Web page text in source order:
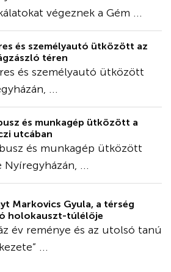
végeznek a Gém ...
és személyautó ütközött az
téren
és személyautó ütközött
...
és munkagép ütközött a
utcában
és munkagép ütközött
Nyíregyházán, ...
Markovics Gyula, a térség
holokauszt-túlélője
év reménye és az utolsó tanú
...